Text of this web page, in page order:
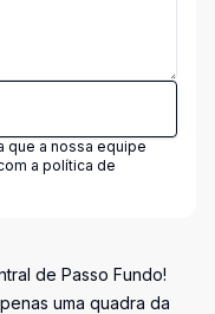
que a nossa equipe
a política de
de Passo Fundo!
uma quadra da